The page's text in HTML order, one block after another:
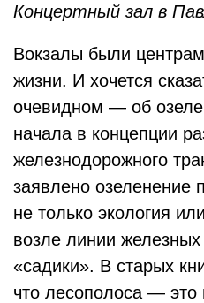
Концертный зал в
Вокзалы были
жизни. И хочется
очевидном — об
начала в концепции
железнодорожного
заявлено озеленение
не только экология
возле линии железных
«садики». В старых
что лесополоса — это